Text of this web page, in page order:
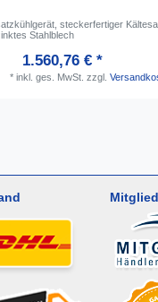
steckerfertiger
Stahlblech
1.560,76 € *
* inkl. ges. MwSt. zzgl.